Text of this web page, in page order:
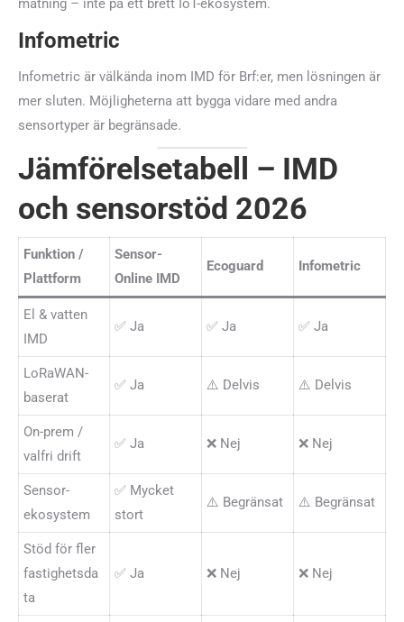
mätning – inte på ett brett IoT-ekosystem.
Infometric
Infometric är välkända inom IMD för Brf:er, men lösningen är
mer sluten. Möjligheterna att bygga vidare med andra
sensortyper är begränsade.
Jämförelsetabell – IMD
och sensorstöd 2026
Funktion /
Plattform
Sensor-
Online IMD
Ecoguard Infometric
El & vatten
IMD
✅ Ja ✅ Ja ✅ Ja
LoRaWAN-
baserat
✅ Ja ⚠️ Delvis ⚠️ Delvis
On-prem /
valfri drift
✅ Ja ❌ Nej ❌ Nej
Sensor-
ekosystem
✅ Mycket
stort
⚠️ Begränsat ⚠️ Begränsat
Stöd för fler
fastighetsda
ta
✅ Ja ❌ Nej ❌ Nej